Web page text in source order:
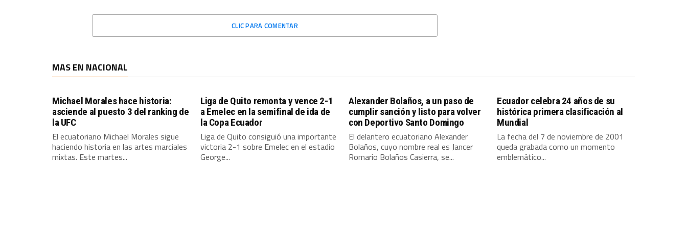
CLIC PARA COMENTAR
MAS EN NACIONAL
Michael Morales hace historia:
asciende al puesto 3 del ranking de
la UFC
El ecuatoriano Michael Morales sigue
haciendo historia en las artes marciales
mixtas. Este martes...
Liga de Quito remonta y vence 2-1
a Emelec en la semifinal de ida de
la Copa Ecuador
Liga de Quito consiguió una importante
victoria 2-1 sobre Emelec en el estadio
George...
Alexander Bolaños, a un paso de
cumplir sanción y listo para volver
con Deportivo Santo Domingo
El delantero ecuatoriano Alexander
Bolaños, cuyo nombre real es Jancer
Romario Bolaños Casierra, se...
Ecuador celebra 24 años de su
histórica primera clasificación al
Mundial
La fecha del 7 de noviembre de 2001
queda grabada como un momento
emblemático...